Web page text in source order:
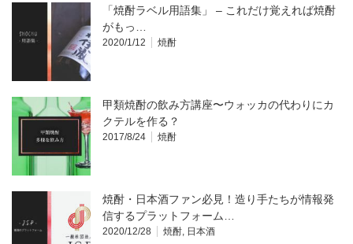
「焼酎ラベル用語集」 – これだけ覚えれば焼酎
がもっ…
2020/1/12 焼酎
甲類焼酎の飲み方講座〜ウォッカの代わりにカ
クテルを作る？
2017/8/24 焼酎
焼酎・日本酒ファン必見！造り手たちが情報発
信するプラットフォーム…
2020/12/28 焼酎, 日本酒